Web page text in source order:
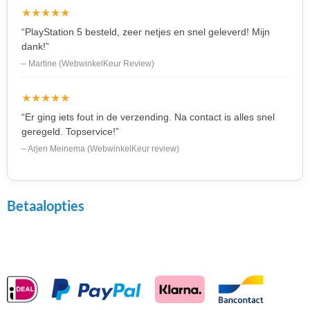
★★★★★
“PlayStation 5 besteld, zeer netjes en snel geleverd! Mijn
dank!”
– Martine (WebwinkelKeur Review)
★★★★★
“Er ging iets fout in de verzending. Na contact is alles snel
geregeld. Topservice!”
– Arjen Meinema (WebwinkelKeur review)
Betaalopties